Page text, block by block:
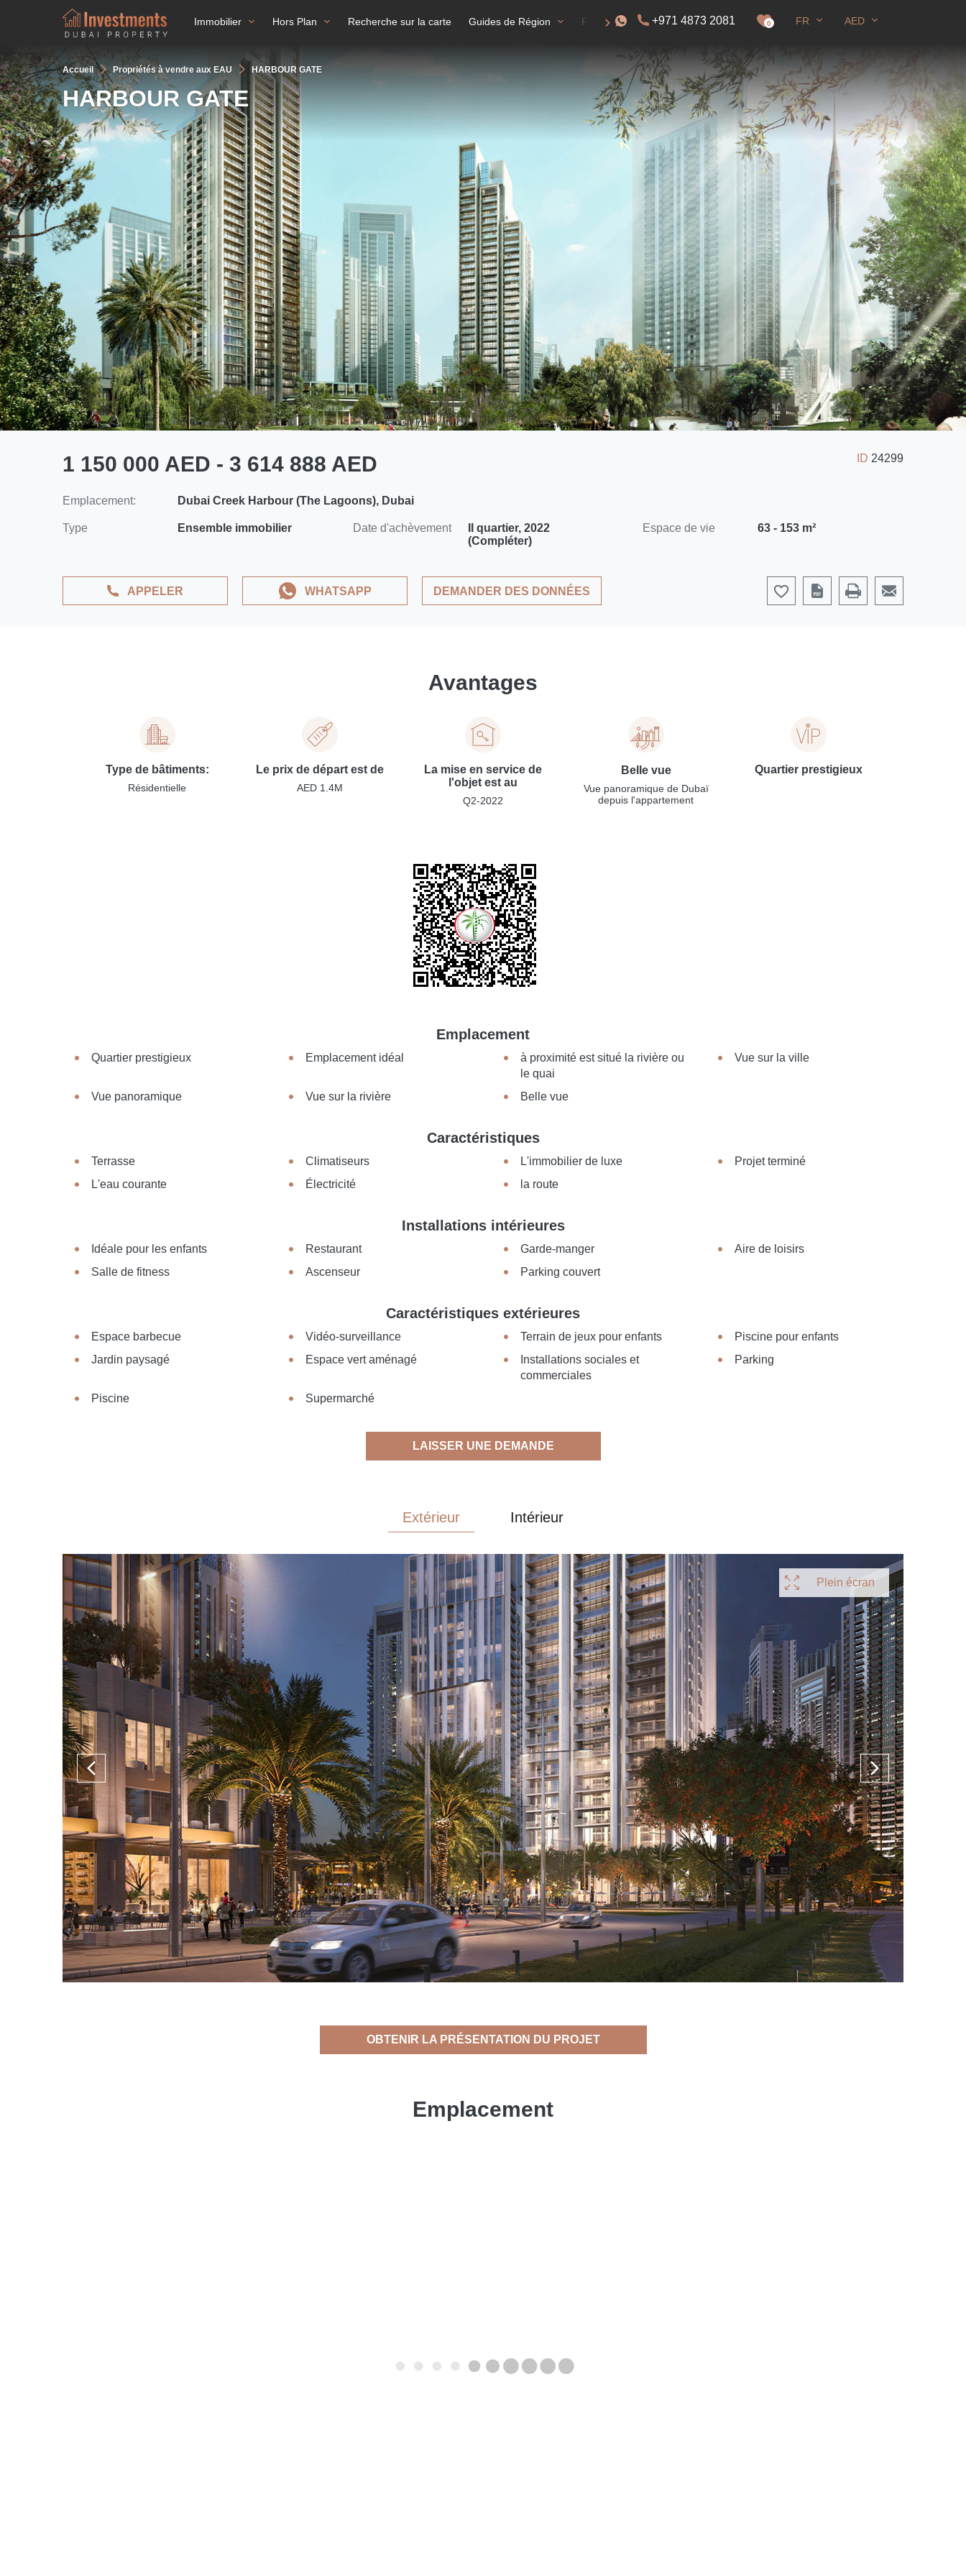
Immobilier Hors Plan Recherche sur la carte Guides de Région FAQ TDS+971 4873 2081 0 FR AED
Accueil Propriétés à vendre aux EAU HARBOUR GATE
HARBOUR GATE
Plein écran
1 150 000 AED - 3 614 888 AED ID 24299
Emplacement: Dubai Creek Harbour (The Lagoons), Dubai
Type Ensemble immobilier Date d'achèvement
II quartier, 2022
(Compléter)
Espace de vie 63 - 153 m²
APPELER WHATSAPP DEMANDER DES DONNÉES
Avantages
Type de bâtiments:
Résidentielle
Le prix de départ est de
AED 1.4M
La mise en service de
l'objet est au
Q2-2022
Belle vue
Vue panoramique de Dubaï
depuis l'appartement
Quartier prestigieux
Emplacement
Quartier prestigieux Emplacement idéal
à proximité est situé la rivière ou
le quai
Vue sur la ville
Vue panoramique Vue sur la rivière Belle vue
Caractéristiques
Terrasse Climatiseurs L'immobilier de luxe
Projet terminé
L'eau courante
Électricité la route
Installations intérieures
Idéale pour les enfants Restaurant Garde-manger
Aire de loisirs
Salle de fitness
Ascenseur Parking couvert
Caractéristiques extérieures
Espace barbecue Vidéo-surveillance Terrain de jeux pour enfants
Piscine pour enfants
Jardin paysagé
Espace vert aménagé
Installations sociales et
commerciales
Parking
Piscine Supermarché
LAISSER UNE DEMANDE
Extérieur Intérieur
Plein écran
OBTENIR LA PRÉSENTATION DU PROJET
Emplacement